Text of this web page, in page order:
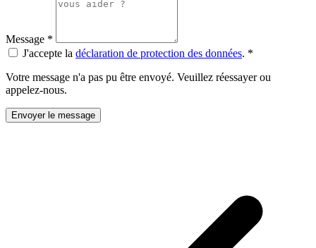
Message *
J'accepte la déclaration de protection des données. *
Votre message n'a pas pu être envoyé. Veuillez réessayer ou
appelez-nous.
Envoyer le message